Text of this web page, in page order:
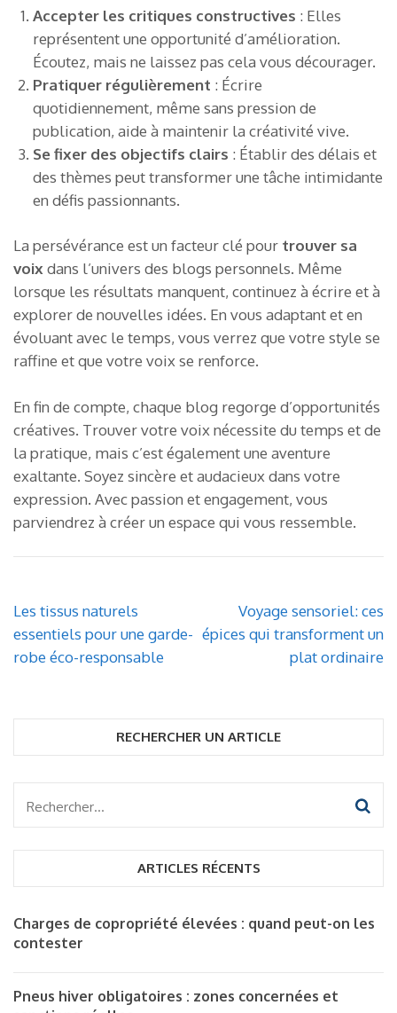
Accepter les critiques constructives : Elles
représentent une opportunité d’amélioration.
Écoutez, mais ne laissez pas cela vous décourager.
Pratiquer régulièrement : Écrire
quotidiennement, même sans pression de
publication, aide à maintenir la créativité vive.
Se fixer des objectifs clairs : Établir des délais et
des thèmes peut transformer une tâche intimidante
en défis passionnants.
La persévérance est un facteur clé pour trouver sa
voix dans l’univers des blogs personnels. Même
lorsque les résultats manquent, continuez à écrire et à
explorer de nouvelles idées. En vous adaptant et en
évoluant avec le temps, vous verrez que votre style se
raffine et que votre voix se renforce.
En fin de compte, chaque blog regorge d’opportunités
créatives. Trouver votre voix nécessite du temps et de
la pratique, mais c’est également une aventure
exaltante. Soyez sincère et audacieux dans votre
expression. Avec passion et engagement, vous
parviendrez à créer un espace qui vous ressemble.
Navigation
de
l’article
Les tissus naturels
essentiels pour une garde-
robe éco-responsable
Voyage sensoriel: ces
épices qui transforment un
plat ordinaire
RECHERCHER UN ARTICLE
Rechercher :
ARTICLES RÉCENTS
Charges de copropriété élevées : quand peut-on les
contester
Pneus hiver obligatoires : zones concernées et